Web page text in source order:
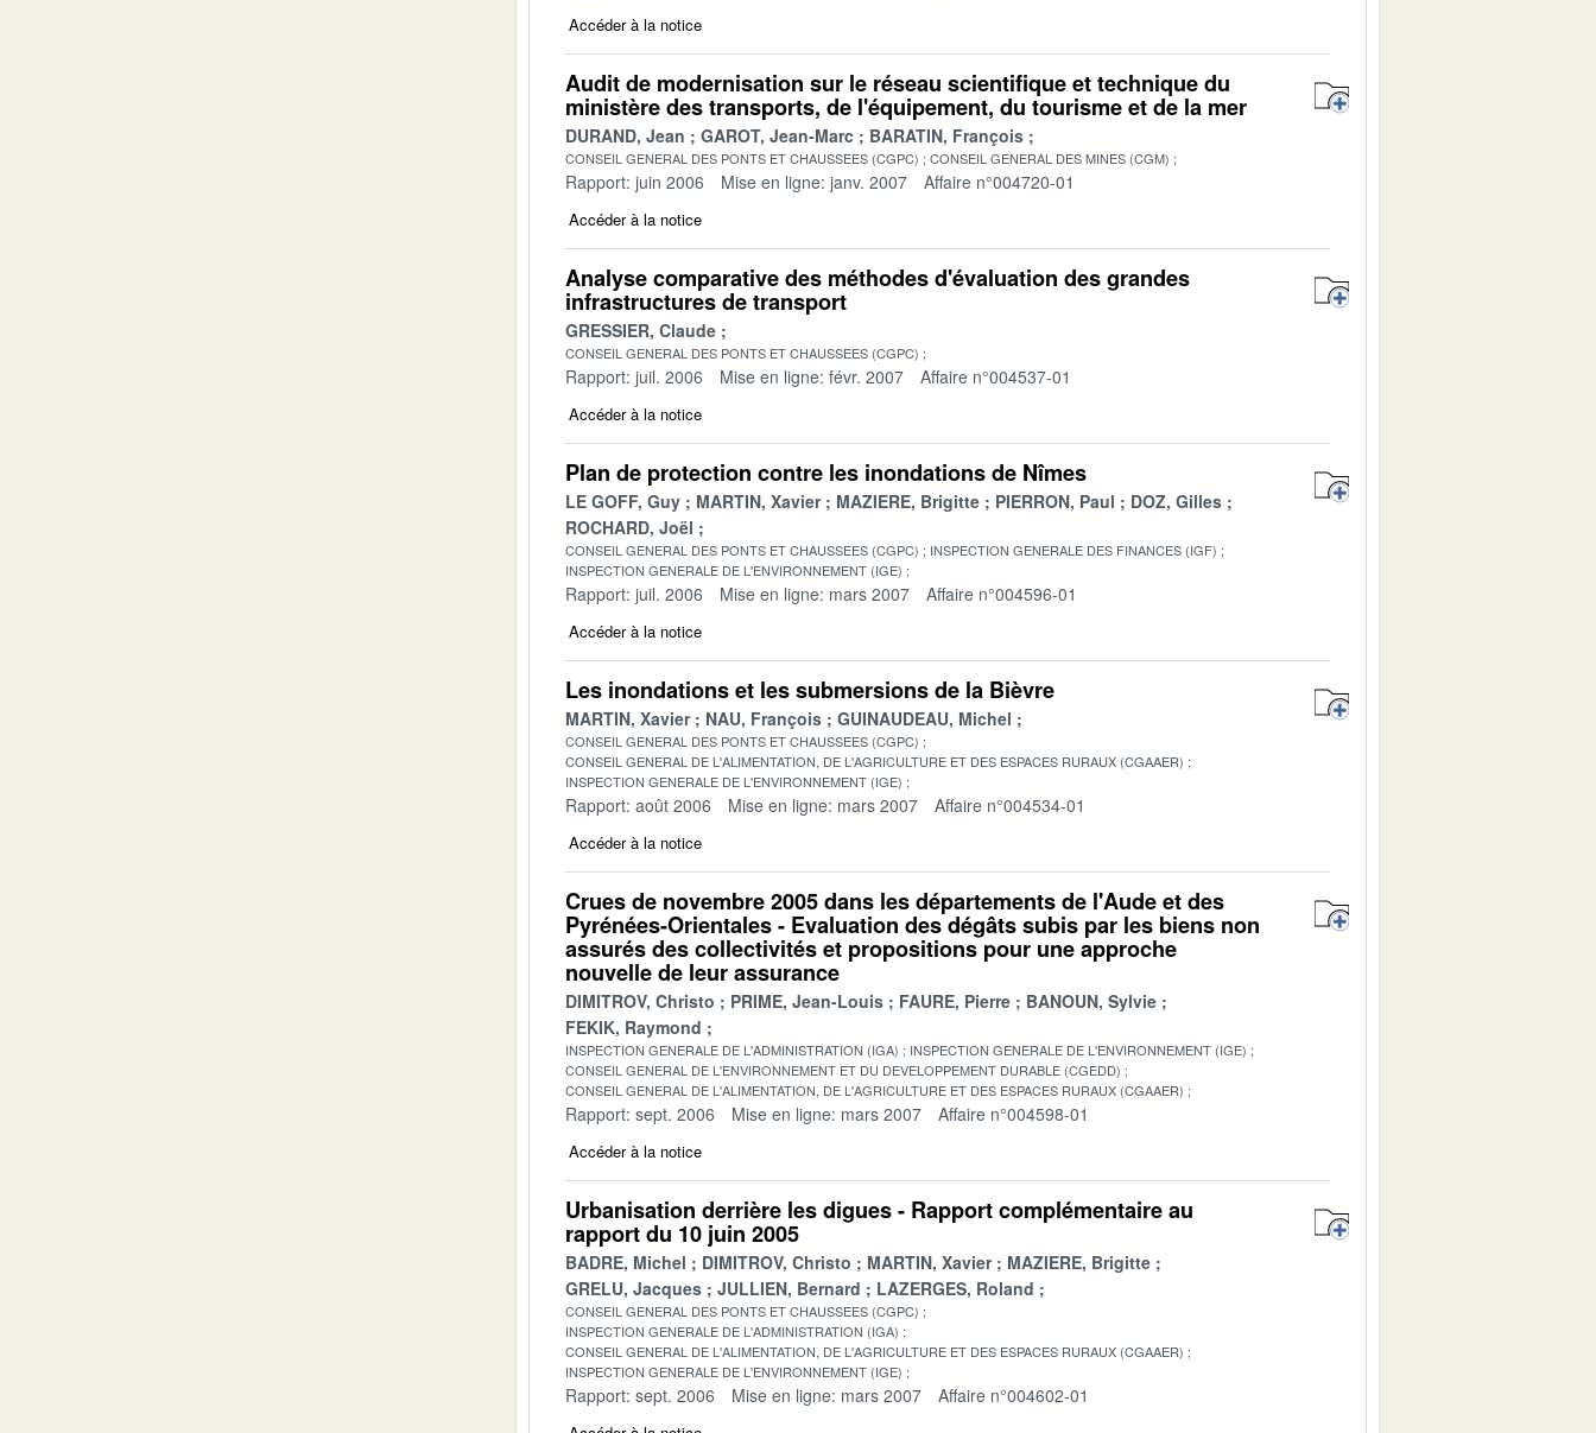
Accéder à la notice
Audit de modernisation sur le réseau scientifique et technique du
ministère des transports, de l'équipement, du tourisme et de la mer
DURAND, Jean GAROT, Jean-Marc BARATIN, François
CONSEIL GENERAL DES PONTS ET CHAUSSEES (CGPC) CONSEIL GENERAL DES MINES (CGM)
Rapport: juin 2006 Mise en ligne: janv. 2007 Affaire n°004720-01
Accéder à la notice
Analyse comparative des méthodes d'évaluation des grandes
infrastructures de transport
GRESSIER, Claude
CONSEIL GENERAL DES PONTS ET CHAUSSEES (CGPC)
Rapport: juil. 2006 Mise en ligne: févr. 2007 Affaire n°004537-01
Accéder à la notice
Plan de protection contre les inondations de Nîmes
LE GOFF, Guy MARTIN, Xavier MAZIERE, Brigitte PIERRON, Paul
DOZ, Gilles
ROCHARD, Joël
CONSEIL GENERAL DES PONTS ET CHAUSSEES (CGPC)
INSPECTION GENERALE DES FINANCES (IGF)
INSPECTION GENERALE DE L'ENVIRONNEMENT (IGE)
Rapport: juil. 2006 Mise en ligne: mars 2007 Affaire n°004596-01
Accéder à la notice
Les inondations et les submersions de la Bièvre
MARTIN, Xavier NAU, François GUINAUDEAU, Michel
CONSEIL GENERAL DES PONTS ET CHAUSSEES (CGPC)
CONSEIL GENERAL DE L'ALIMENTATION, DE L'AGRICULTURE ET DES ESPACES RURAUX (CGAAER)
INSPECTION GENERALE DE L'ENVIRONNEMENT (IGE)
Rapport: août 2006 Mise en ligne: mars 2007 Affaire n°004534-01
Accéder à la notice
Crues de novembre 2005 dans les départements de l'Aude et des
Pyrénées-Orientales - Evaluation des dégâts subis par les biens non
assurés des collectivités et propositions pour une approche
nouvelle de leur assurance
DIMITROV, Christo PRIME, Jean-Louis FAURE, Pierre
BANOUN, Sylvie
FEKIK, Raymond
INSPECTION GENERALE DE L'ADMINISTRATION (IGA)
INSPECTION GENERALE DE L'ENVIRONNEMENT (IGE)
CONSEIL GENERAL DE L'ENVIRONNEMENT ET DU DEVELOPPEMENT DURABLE (CGEDD)
CONSEIL GENERAL DE L'ALIMENTATION, DE L'AGRICULTURE ET DES ESPACES RURAUX (CGAAER)
Rapport: sept. 2006 Mise en ligne: mars 2007 Affaire n°004598-01
Accéder à la notice
Urbanisation derrière les digues - Rapport complémentaire au
rapport du 10 juin 2005
BADRE, Michel DIMITROV, Christo MARTIN, Xavier
MAZIERE, Brigitte
GRELU, Jacques
JULLIEN, Bernard LAZERGES, Roland
CONSEIL GENERAL DES PONTS ET CHAUSSEES (CGPC)
INSPECTION GENERALE DE L'ADMINISTRATION (IGA)
CONSEIL GENERAL DE L'ALIMENTATION, DE L'AGRICULTURE ET DES ESPACES RURAUX (CGAAER)
INSPECTION GENERALE DE L'ENVIRONNEMENT (IGE)
Rapport: sept. 2006 Mise en ligne: mars 2007 Affaire n°004602-01